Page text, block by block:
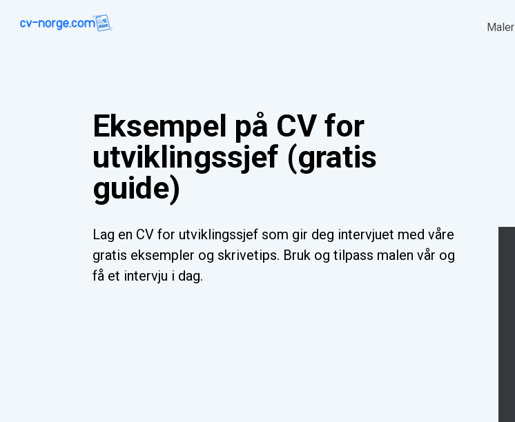
Maler
Eksempel på CV for
utviklingssjef (gratis
guide)
Lag en CV for utviklingssjef som gir deg intervjuet med våre
gratis eksempler og skrivetips. Bruk og tilpass malen vår og
få et intervju i dag.